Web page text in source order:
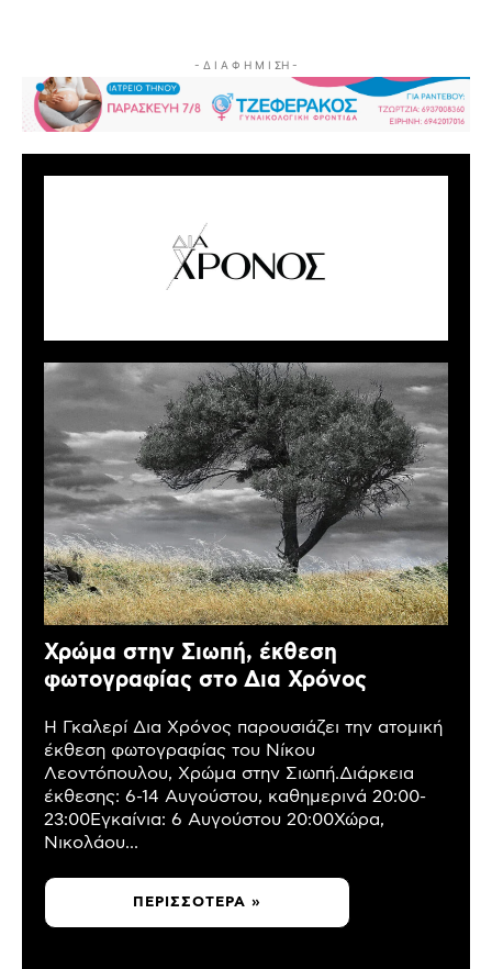
- Δ Ι Α Φ Η Μ Ι ΣΗ -
Χρώμα στην Σιωπή, έκθεση
φωτογραφίας στο Δια Χρόνος
Η Γκαλερί Δια Χρόνος παρουσιάζει την ατομική
έκθεση φωτογραφίας του Νίκου
Λεοντόπουλου, Χρώμα στην Σιωπή.Διάρκεια
έκθεσης: 6-14 Αυγούστου, καθημερινά 20:00-
23:00Εγκαίνια: 6 Αυγούστου 20:00Χώρα,
Νικολάου...
ΠΕΡΙΣΣΌΤΕΡΑ »